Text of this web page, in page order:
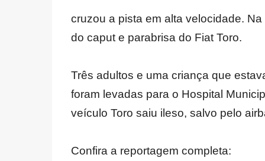
cruzou a pista em alta velocidade.
do caput e parabrisa do Fiat Toro.
Três adultos e uma criança que
foram levadas para o Hospital
veículo Toro saiu ileso, salvo pelo
Confira a reportagem completa: